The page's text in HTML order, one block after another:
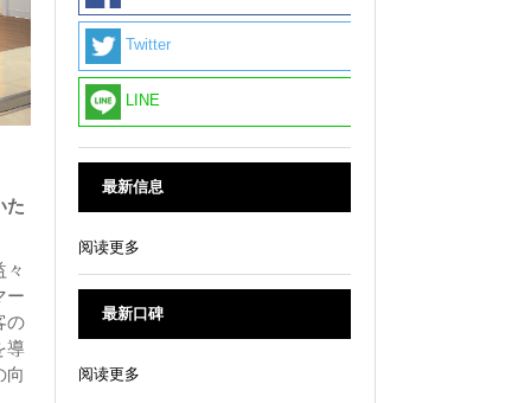
た
々
ー
の
導
向
Twitter
LINE
最新信息
阅读更多
最新口碑
阅读更多